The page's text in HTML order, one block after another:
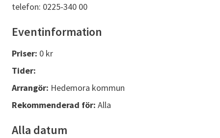
telefon: 0225-340 00
Eventinformation
Priser: 0 kr
Tider:
Arrangör: Hedemora kommun
Rekommenderad för: Alla
Alla datum